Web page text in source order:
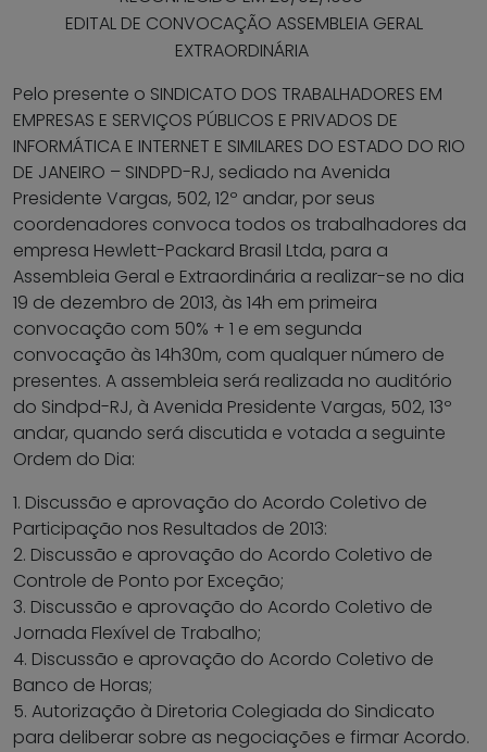
EDITAL DE CONVOCAÇÃO ASSEMBLEIA GERAL
EXTRAORDINÁRIA
Pelo presente o SINDICATO DOS TRABALHADORES EM
EMPRESAS E SERVIÇOS PÚBLICOS E PRIVADOS DE
INFORMÁTICA E INTERNET E SIMILARES DO ESTADO DO RIO
DE JANEIRO – SINDPD-RJ, sediado na Avenida
Presidente Vargas, 502, 12º andar, por seus
coordenadores convoca todos os trabalhadores da
empresa Hewlett-Packard Brasil Ltda, para a
Assembleia Geral e Extraordinária a realizar-se no dia
19 de dezembro de 2013, às 14h em primeira
convocação com 50% + 1 e em segunda
convocação às 14h30m, com qualquer número de
presentes. A assembleia será realizada no auditório
do Sindpd-RJ, à Avenida Presidente Vargas, 502, 13º
andar, quando será discutida e votada a seguinte
Ordem do Dia:
1. Discussão e aprovação do Acordo Coletivo de
Participação nos Resultados de 2013:
2. Discussão e aprovação do Acordo Coletivo de
Controle de Ponto por Exceção;
3. Discussão e aprovação do Acordo Coletivo de
Jornada Flexível de Trabalho;
4. Discussão e aprovação do Acordo Coletivo de
Banco de Horas;
5. Autorização à Diretoria Colegiada do Sindicato
para deliberar sobre as negociações e firmar Acordo.